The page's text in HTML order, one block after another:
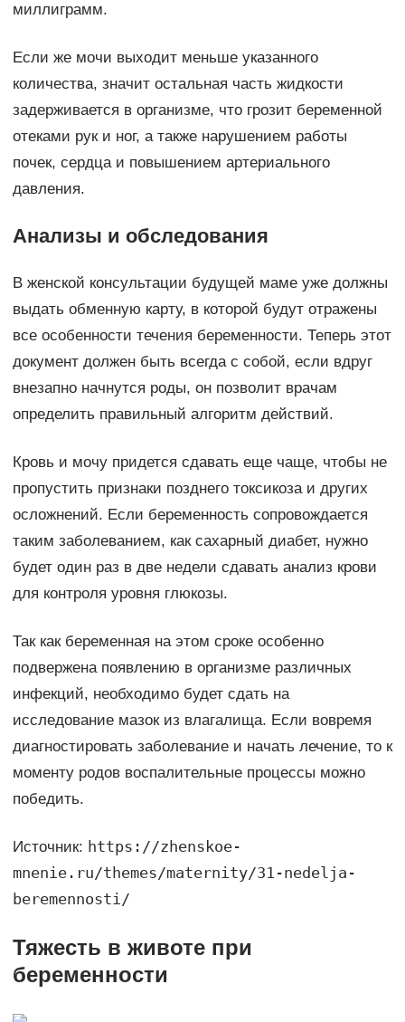
миллиграмм.
Если же мочи выходит меньше указанного
количества, значит остальная часть жидкости
задерживается в организме, что грозит беременной
отеками рук и ног, а также нарушением работы
почек, сердца и повышением артериального
давления.
Анализы и обследования
В женской консультации будущей маме уже должны
выдать обменную карту, в которой будут отражены
все особенности течения беременности. Теперь этот
документ должен быть всегда с собой, если вдруг
внезапно начнутся роды, он позволит врачам
определить правильный алгоритм действий.
Кровь и мочу придется сдавать еще чаще, чтобы не
пропустить признаки позднего токсикоза и других
осложнений. Если беременность сопровождается
таким заболеванием, как сахарный диабет, нужно
будет один раз в две недели сдавать анализ крови
для контроля уровня глюкозы.
Так как беременная на этом сроке особенно
подвержена появлению в организме различных
инфекций, необходимо будет сдать на
исследование мазок из влагалища. Если вовремя
диагностировать заболевание и начать лечение, то к
моменту родов воспалительные процессы можно
победить.
Источник: https://zhenskoe-
mnenie.ru/themes/maternity/31-nedelja-
beremennosti/
Тяжесть в животе при
беременности